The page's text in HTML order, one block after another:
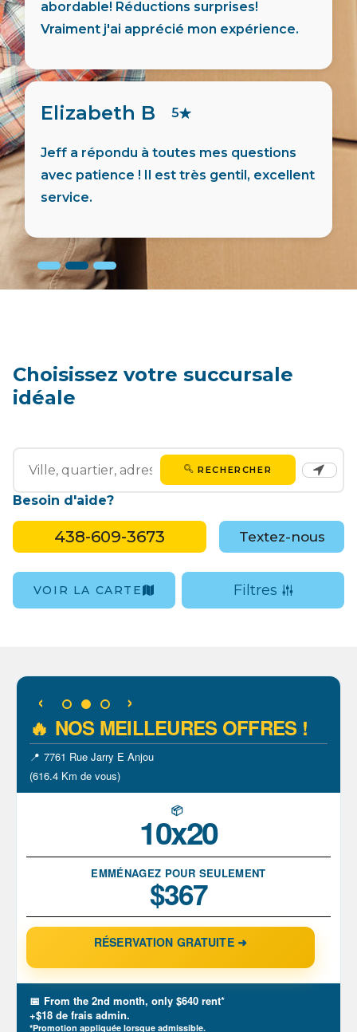
Québec. Super service!
est rare. Il y en a chez Entreposage
Montréal Mini-Storage!
Choisissez votre succursale
idéale
RECHERCHER
Besoin d'aide?
438-609-3673 Textez-nous
VOIR LA CARTE Filtres
🔥 NOS MEILLEURES OFFRES !
📍 700 Rue Hodge Saint-Laurent
(609.1 Km de vous)
📦
5x10
EMMÉNAGEZ POUR SEULEMENT
$122
RÉSERVATION GRATUITE ➜
📅 From the 2nd month, only $150 rent*
+$18 de frais admin.
*Promotion appliquée lorsque admissible.